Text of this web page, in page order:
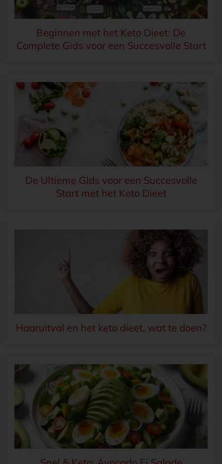
Beginnen met het Keto Dieet: De
Complete Gids voor een Succesvolle Start
De Ultieme Gids voor een Succesvolle
Start met het Keto Dieet
Haaruitval en het keto dieet, wat te doen?